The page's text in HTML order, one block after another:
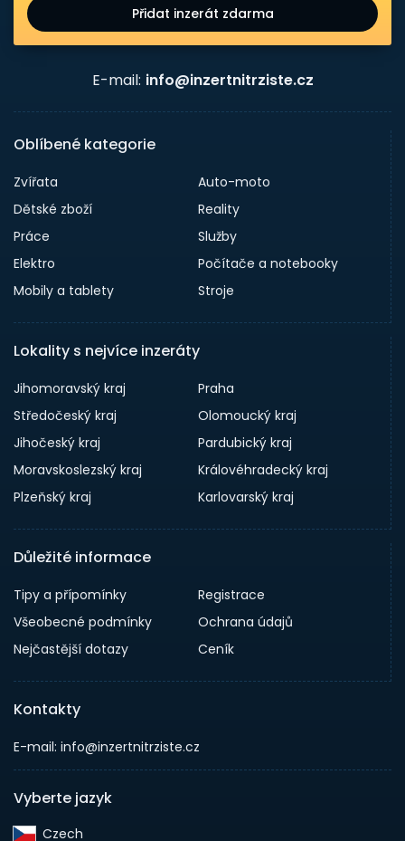
Přidat inzerát zdarma
E-mail: info@inzertnitrziste.cz
Oblíbené kategorie
Zvířata
Auto-moto
Dětské zboží
Reality
Práce
Služby
Elektro
Počítače a notebooky
Mobily a tablety
Stroje
Lokality s nejvíce inzeráty
Jihomoravský kraj
Praha
Středočeský kraj
Olomoucký kraj
Jihočeský kraj
Pardubický kraj
Moravskoslezský kraj
Královéhradecký kraj
Plzeňský kraj
Karlovarský kraj
Důležité informace
Tipy a přípomínky
Registrace
Všeobecné podmínky
Ochrana údajů
Nejčastější dotazy
Ceník
Kontakty
E-mail: info@inzertnitrziste.cz
Vyberte jazyk
Czech‎